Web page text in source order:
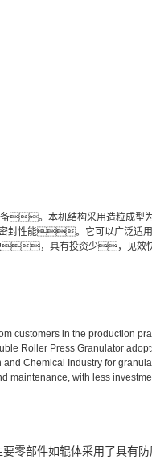
设备。本机结构采用造
封性能。它可以广泛适
，具有投资少，见
customers in the production
Roller Press Granulator
Chemical Industry for
with less
如辊体采用了具有防